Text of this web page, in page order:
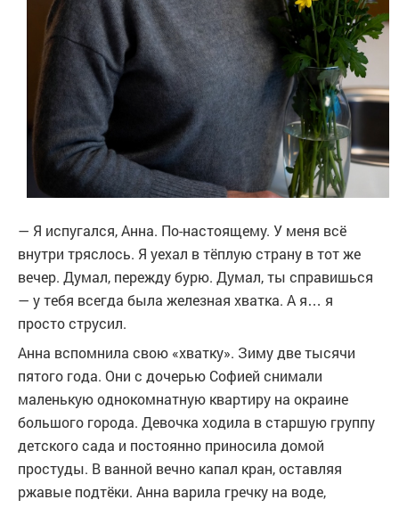
— Я испугался, Анна. По-настоящему. У меня всё
внутри тряслось. Я уехал в тёплую страну в тот же
вечер. Думал, пережду бурю. Думал, ты справишься
— у тебя всегда была железная хватка. А я… я
просто струсил.
Анна вспомнила свою «хватку». Зиму две тысячи
пятого года. Они с дочерью Софией снимали
маленькую однокомнатную квартиру на окраине
большого города. Девочка ходила в старшую группу
детского сада и постоянно приносила домой
простуды. В ванной вечно капал кран, оставляя
ржавые подтёки. Анна варила гречку на воде,